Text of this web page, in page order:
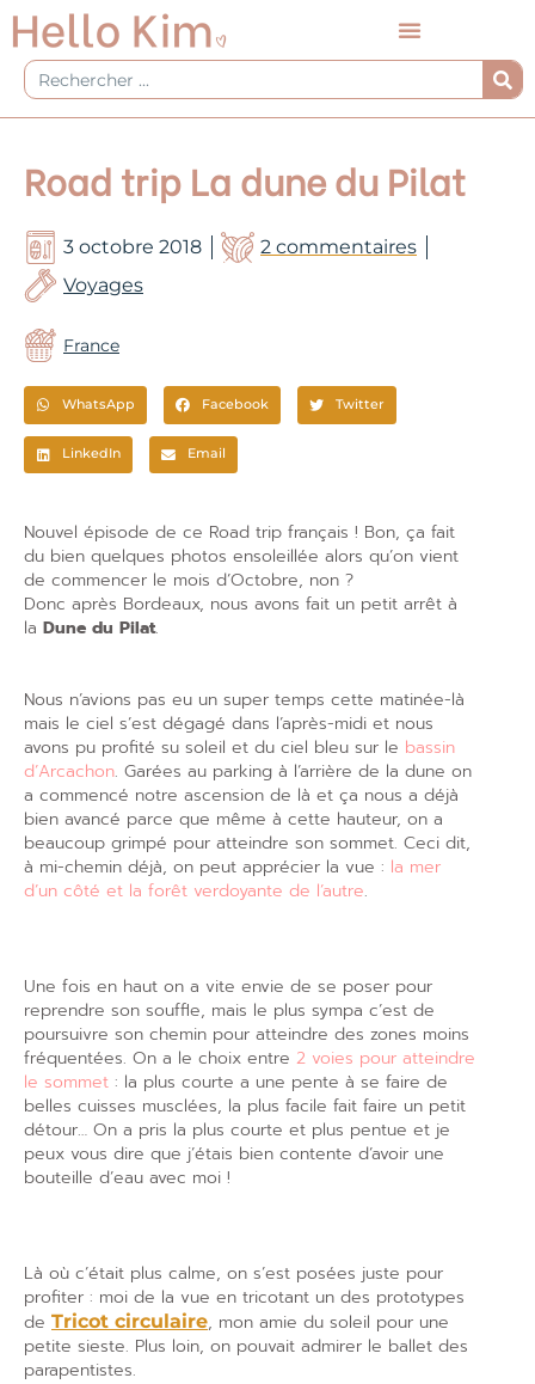
Aller
au
contenu
Rechercher
Road trip La dune du Pilat
3 octobre 2018
2 commentaires
Voyages
France
WhatsApp Facebook Twitter
LinkedIn Email
Nouvel épisode de ce Road trip français ! Bon, ça fait
du bien quelques photos ensoleillée alors qu’on vient
de commencer le mois d’Octobre, non ?
Donc après Bordeaux, nous avons fait un petit arrêt à
la Dune du Pilat.
Nous n’avions pas eu un super temps cette matinée-là
mais le ciel s’est dégagé dans l’après-midi et nous
avons pu profité su soleil et du ciel bleu sur le bassin
d’Arcachon. Garées au parking à l’arrière de la dune on
a commencé notre ascension de là et ça nous a déjà
bien avancé parce que même à cette hauteur, on a
beaucoup grimpé pour atteindre son sommet. Ceci dit,
à mi-chemin déjà, on peut apprécier la vue : la mer
d’un côté et la forêt verdoyante de l’autre.
Une fois en haut on a vite envie de se poser pour
reprendre son souffle, mais le plus sympa c’est de
poursuivre son chemin pour atteindre des zones moins
fréquentées. On a le choix entre 2 voies pour atteindre
le sommet : la plus courte a une pente à se faire de
belles cuisses musclées, la plus facile fait faire un petit
détour… On a pris la plus courte et plus pentue et je
peux vous dire que j’étais bien contente d’avoir une
bouteille d’eau avec moi !
Là où c’était plus calme, on s’est posées juste pour
profiter : moi de la vue en tricotant un des prototypes
de Tricot circulaire, mon amie du soleil pour une
petite sieste. Plus loin, on pouvait admirer le ballet des
parapentistes.